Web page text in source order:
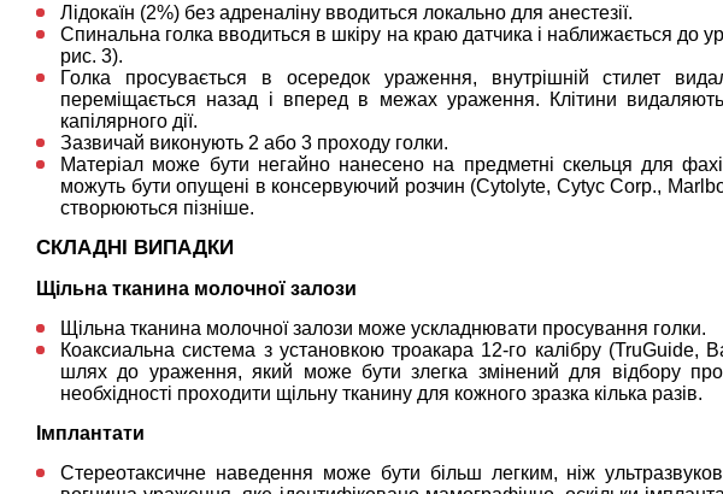
Лідокаїн (2%) без адреналіну вводиться локально для анестезії.
Спинальна голка вводиться в шкіру на краю датчика і наближається до
рис. 3).
Голка просувається в осередок ураження, внутрішній стилет
переміщається назад і вперед в межах ураження. Клітини
капілярного дії.
Зазвичай виконують 2 або 3 проходу голки.
Матеріал може бути негайно нанесено на предметні скельця для
можуть бути опущені в консервуючий розчин (Cytolyte, Cytyc Corp.,
створюються пізніше.
СКЛАДНІ ВИПАДКИ
Щільна тканина молочної залози
Щільна тканина молочної залози може ускладнювати просування голки.
Коаксиальна система з установкою троакара 12-го калібру (TruGuide,
шлях до ураження, який може бути злегка змінений для відбору
необхідності проходити щільну тканину для кожного зразка кілька разів.
Імплантати
Стереотаксичне наведення може бути більш легким, ніж